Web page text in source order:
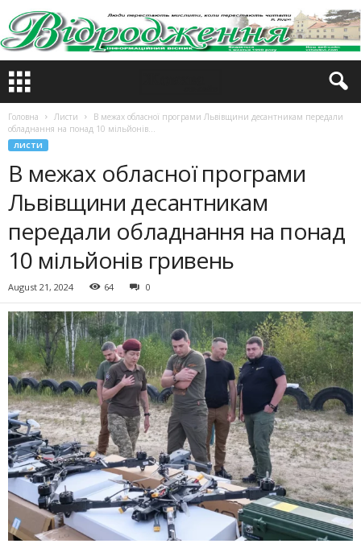
Головна Листи
В межах обласної програми Львівщини десантникам передали
обладнання на понад 10 мільйонів...
ЛИСТИ
В межах обласної програми
Львівщини десантникам
передали обладнання на понад
10 мільйонів гривень
August 21, 2024 64 0